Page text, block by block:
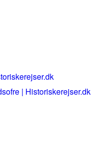
| Historiskerejser.dk